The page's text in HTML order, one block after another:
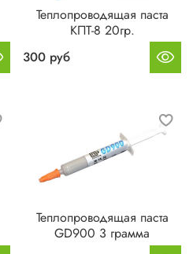
Теплопроводящая паста
КПТ-8 20гр.
300 руб
Теплопроводящая паста
GD900 3 грамма